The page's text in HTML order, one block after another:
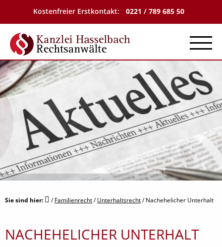
Kostenfreier Erstkontakt: 0221 / 789 685 50
Sie sind hier: /Familienrecht/Unterhaltsrecht/Nachehelicher Unterhalt
NACHEHELICHER UNTERHALT